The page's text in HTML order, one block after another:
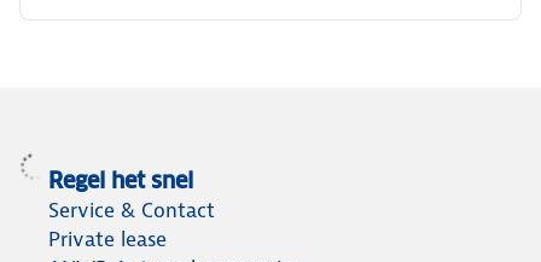
Regel het snel
Service & Contact
Private lease